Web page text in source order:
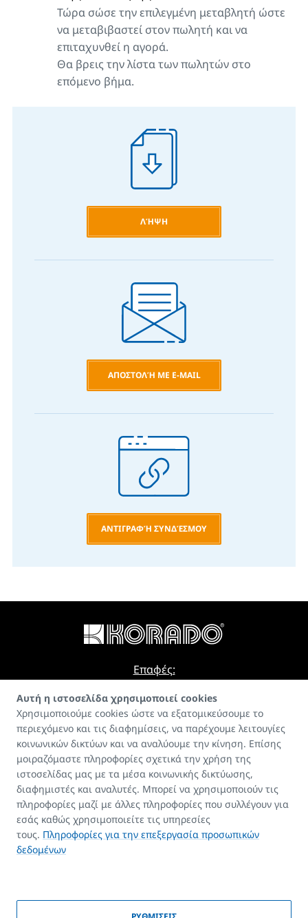
Τώρα σώσε την επιλεγμένη μεταβλητή ώστε
να μεταβιβαστεί στον πωλητή και να
επιταχυνθεί η αγορά.
Θα βρεις την λίστα των πωλητών στο
επόμενο βήμα.
ΛΉΨΗ
ΑΠΟΣΤΟΛΉ ΜΕ E-MAIL
ΑΝΤΙΓΡΑΦΉ ΣΥΝΔΈΣΜΟΥ
Επαφές:
info@korado.cz
Οδηγός
FAQ
Επαφές
Αυτή η ιστοσελίδα χρησιμοποιεί cookies
Χρησιμοποιούμε cookies ώστε να εξατομικεύσουμε το
περιεχόμενο και τις διαφημίσεις, να παρέχουμε λειτουγίες
κοινωνικών δικτύων και να αναλύουμε την κίνηση. Επίσης
μοιραζόμαστε πληροφορίες σχετικά την χρήση της
ιστοσελίδας μας με τα μέσα κοινωνικής δικτύωσης,
διαφημιστές και αναλυτές. Μπορεί να χρησιμοποιούν τις
πληροφορίες μαζί με άλλες πληροφορίες που συλλέγουν για
εσάς καθώς χρησιμοποιείτε τις υπηρεσίες
τους. Πληροφορίες για την επεξεργασία προσωπικών
δεδομένων